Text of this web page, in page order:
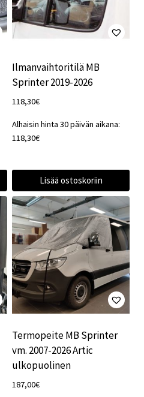
Ilmanvaihtoritilä MB
Sprinter 2019-2026
118,30€
Alhaisin hinta 30 päivän aikana:
118,30€
Lisää ostoskoriin
Termopeite MB Sprinter
vm. 2007-2026 Artic
ulkopuolinen
187,00€